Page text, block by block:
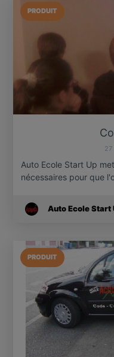
PRODUIT
27
Auto Ecole Start Up
nécessaires pour que
Auto Ecole Start
PRODUIT